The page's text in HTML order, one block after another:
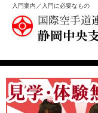
入門案内／入門に必要なもの